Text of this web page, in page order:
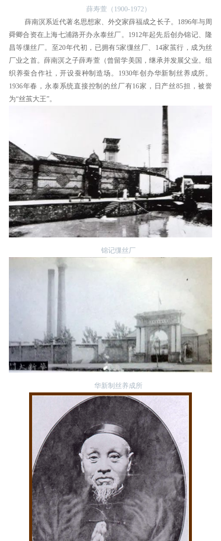
薛寿萱（1900-1972）
薛南溟系近代著名思想家、外交家薛福成之长子。1896年与周
舜卿合资在上海七浦路开办永泰丝厂。1912年起先后创办锦记、隆
昌等缫丝厂。至20年代初，已拥有5家缫丝厂、14家茧行，成为丝
厂业之首。薛南溟之子薛寿萱（曾留学美国，继承并发展父业。组
织养蚕合作社，开设蚕种制造场。1930年创办华新制丝养成所。
1936年春，永泰系统直接控制的丝厂有16家，日产丝85担，被誉
为“丝茧大王”。
锦记缫丝厂
华新制丝养成所